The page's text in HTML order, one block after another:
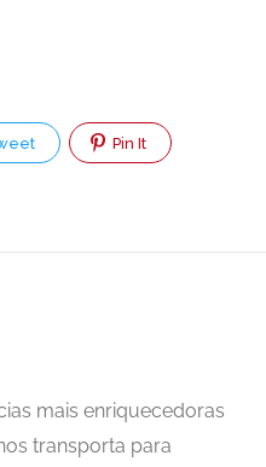
Pin It
mais enriquecedoras
transporta para